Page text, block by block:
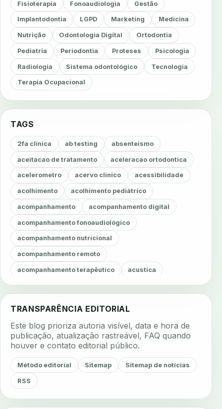
Fisioterapia Fonoaudiologia Gestão
Implantodontia LGPD Marketing Medicina
Nutrição Odontologia Digital Ortodontia
Pediatria Periodontia Proteses Psicologia
Radiologia Sistema odontológico Tecnologia
Terapia Ocupacional
TAGS
2fa clinica ab testing absenteismo
aceitacao de tratamento aceleracao ortodontica
acelerometro acervo clinico acessibilidade
acolhimento acolhimento pediátrico
acompanhamento acompanhamento digital
acompanhamento fonoaudiológico
acompanhamento nutricional
acompanhamento remoto
acompanhamento terapêutico acustica
acustica clinica adesao adesao ao tratamento
aerossois agenda agenda clinica
agenda inteligente agenda odontologica
agendamento agendamento digital
agendamento inteligente
TRANSPARÊNCIA EDITORIAL
Este blog prioriza autoria visível, data e hora de
publicação, atualização rastreável, FAQ quando
houver e contato editorial público.
Método editorial Sitemap Sitemap de notícias
RSS